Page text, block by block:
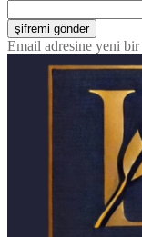
Email adresine yeni